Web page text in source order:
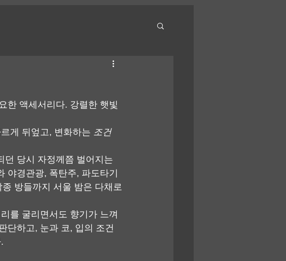
한 액세서리다. 강렬한 햇빛
게 뒤엎고, 변화하는 조건
던 당시 자정께쯤 벌어지는
야경관광, 폭탄주, 파도타기
방들까지 서울 밤은 다채로
를 굴리면서도 향기가 느껴
단하고, 눈과 코, 입의 조건